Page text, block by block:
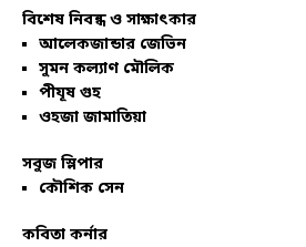
বিশেষ নিবন্ধ ও সাক্ষাৎকার
আলেকজান্ডার জেভিন
সুমন কল্যাণ মৌলিক
পীযূষ গুহ
ওহজা জামাতিয়া
সবুজ স্লিপার
কৌশিক সেন
কবিতা কর্নার